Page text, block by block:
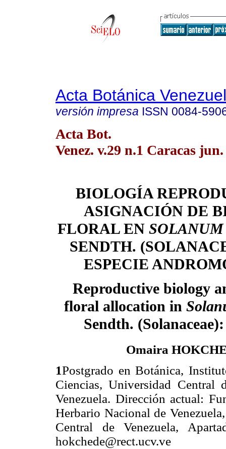
Acta Botánica
versión impresa ISSN 0084-
Acta Bot.
Venez. v.29 n.1 Caracas
BIOLOGÍA
ASIGNACIÓN DE
FLORAL EN
SENDTH.
ESPECIE
Reproductive biology
floral allocation in
Sendth.
Omaira
1Postgrado en Botánica,
Ciencias, Universidad Central
Venezuela. Dirección actual:
Herbario Nacional de
Central de Venezuela,
hokchede@rect.ucv.ve